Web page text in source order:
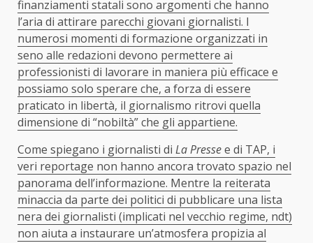
finanziamenti statali sono argomenti che hanno
l’aria di attirare parecchi giovani giornalisti. I
numerosi momenti di formazione organizzati in
seno alle redazioni devono permettere ai
professionisti di lavorare in maniera più efficace e
possiamo solo sperare che, a forza di essere
praticato in libertà, il giornalismo ritrovi quella
dimensione di “nobiltà” che gli appartiene.
Come spiegano i giornalisti di La Pressee di TAP, i
veri reportage non hanno ancora trovato spazio nel
panorama dell’informazione. Mentre la reiterata
minaccia da parte dei politici di pubblicare una lista
nera dei giornalisti (implicati nel vecchio regime, ndt)
non aiuta a instaurare un’atmosfera propizia al